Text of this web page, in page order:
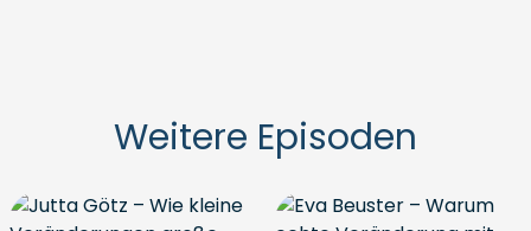
Weitere Episoden